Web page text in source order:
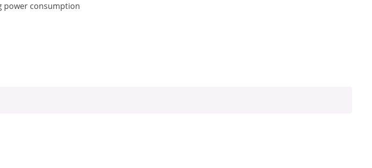
power consumption